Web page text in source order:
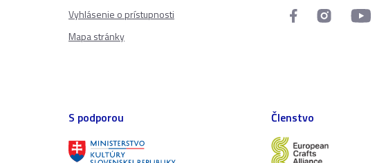
Vyhlásenie o prístupnosti
Mapa stránky
S podporou Členstvo